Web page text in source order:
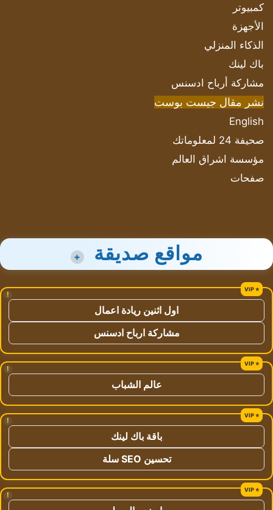
كمبيوتر
الأجهزة
الذكاء المنزلي
باك لينك
مشاركة أرباح ادسنس
نشر مقال جيست بوست
English
صحيفة 24 لمعلوماتك
مؤسسة اشراق العالم
صفحات
مواقع صديقة +
!
اول اثنين ريادة اعمال
مشاركة ارباح ادسنس
!
عالم الشباب
!
باقة باك لينك
تحسين SEO سلة
!